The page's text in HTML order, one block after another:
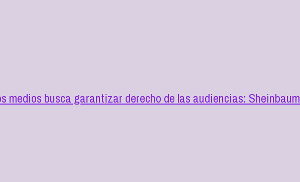
medios busca garantizar derecho de las audiencias: Sheinbaum